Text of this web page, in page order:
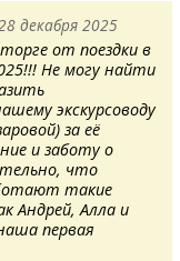
декабря 2025
от поездки в
Не могу найти
экскурсоводу
за её
и заботу о
что
такие
Андрей, Алла и
первая